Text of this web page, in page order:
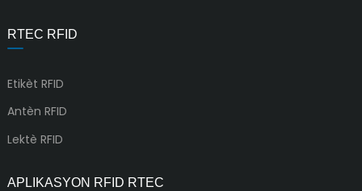
RTEC RFID
Etikèt RFID
Antèn RFID
Lektè RFID
APLIKASYON RFID RTEC